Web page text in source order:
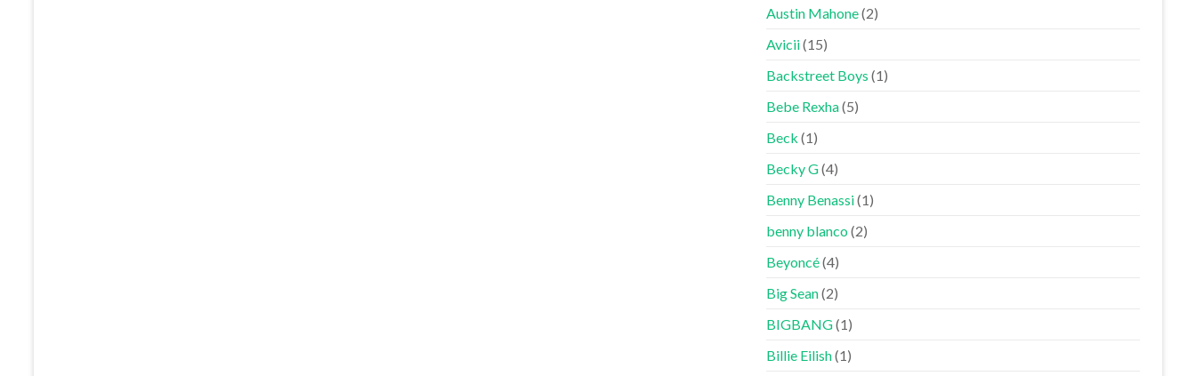
Austin Mahone(2)
Avicii(15)
Backstreet Boys (1)
Bebe Rexha(5)
Beck (1)
Becky G(4)
Benny Benassi(1)
benny blanco(2)
Beyoncé(4)
Big Sean(2)
BIGBANG(1)
Billie Eilish(1)